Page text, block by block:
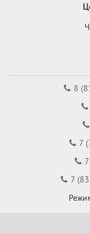
8
7
7